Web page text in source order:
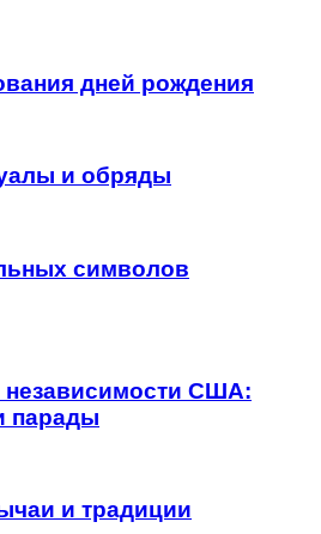
дней рождения
и обряды
символов
независимости США:
парады
и традиции